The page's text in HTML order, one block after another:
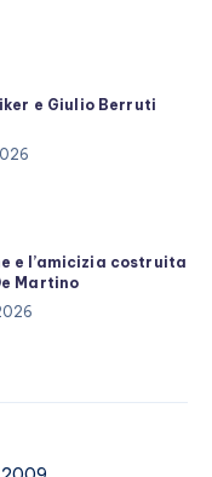
e Giulio Berruti
e l’amicizia costruita
Martino